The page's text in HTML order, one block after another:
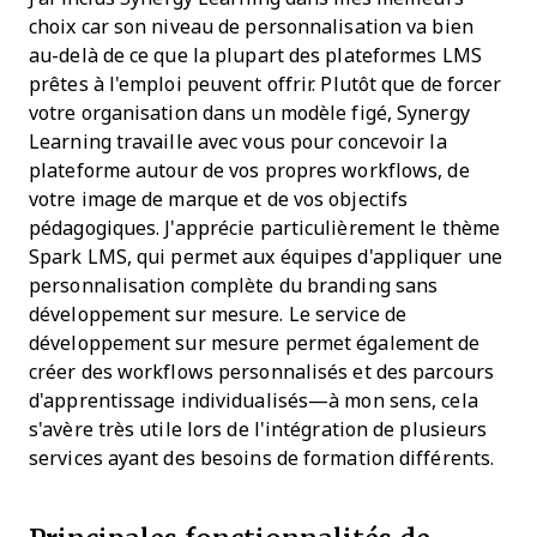
choix car son niveau de personnalisation va bien
au-delà de ce que la plupart des plateformes LMS
prêtes à l'emploi peuvent offrir. Plutôt que de forcer
votre organisation dans un modèle figé, Synergy
Learning travaille avec vous pour concevoir la
plateforme autour de vos propres workflows, de
votre image de marque et de vos objectifs
pédagogiques. J'apprécie particulièrement le thème
Spark LMS, qui permet aux équipes d'appliquer une
personnalisation complète du branding sans
développement sur mesure. Le service de
développement sur mesure permet également de
créer des workflows personnalisés et des parcours
d'apprentissage individualisés—à mon sens, cela
s'avère très utile lors de l'intégration de plusieurs
services ayant des besoins de formation différents.